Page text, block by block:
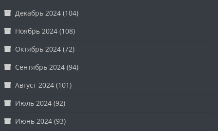
Декабрь 2024 (104)
Ноябрь 2024 (108)
Октябрь 2024 (72)
Сентябрь 2024 (94)
Август 2024 (101)
Июль 2024 (92)
Июнь 2024 (93)